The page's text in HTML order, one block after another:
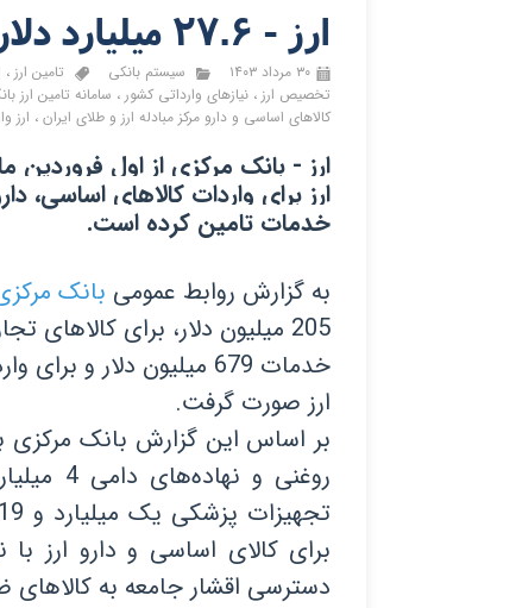
ارز - 27.6 میلیارد دلار ارز واردات تامین شد
۳۰ مرداد ۱۴۰۳ سیستم بانکی تامین ارز ،
تخصیص ارز ، نیازهای وارداتی کشور ، سامانه تامین ارز
کالاهای اساسی و دارو مرکز مبادله ارز و طلای ایران، ارز
ارز برای واردات کالاهای اساسی،
خدمات تامین کرده است.
به گزارش روابط عمومی بانک
ارز صورت گرفت.
بر اساس این گزارش بانک مرکزی
دسترسی اقشار جامعه به کالاهای